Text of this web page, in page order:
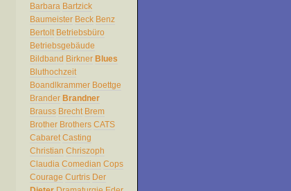
Barbara Bartzick
Baumeister Beck Benz
Bertolt Betriebsbüro
Betriebsgebäude
Bildband Birkner Blues
Bluthochzeit
Boandlkrammer Boettge
Brander Brandner
Brauss Brecht Brem
Brother Brothers CATS
Cabaret Casting
Christian Chriszoph
Claudia Comedian Cops
Courage Curtris Der